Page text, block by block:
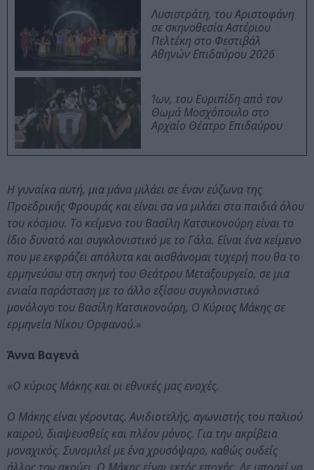
Λυσιστράτη, του Αριστοφάνη
σε σκηνοθεσία Αστέριου
Πελτέκη στο Φεστιβάλ
Αθηνών Επιδαύρου 2026
Ίων, του Ευριπίδη από τον
Θωμά Μοσχόπουλο στο
Αρχαίο Θέατρο Επιδαύρου
Η γυναίκα αυτή, μια μάνα μιλάει σε έναν εύζωνα της
Προεδρικής Φρουράς και είναι σα να μιλάει στα παιδιά όλου
του κόσμου. Το κείμενο του Βασίλη Κατσικονούρη είναι το
ίδιο δυνατό και συγκλονιστικό με το Γάλα. Είναι ένα κείμενο
που με εκφράζει απόλυτα και αισθάνομαι τυχερή που θα το
ερμηνεύσω στη σκηνή του Θεάτρου Μεταξουργείο, σε μια
ενιαία παράσταση με το άλλο εξίσου συγκλονιστικό
μονόλογο του Βασίλη Κατσικονούρη, Ο Κύριος Μάκης σε
ερμηνεία Νίκου Ορφανού.»
Άννα Βαγενά
«Ο κύριος Μάκης και οι εθνικές μας ενοχές.
Ο Μάκης είναι γέροντας. Ανιδιοτελής, αγωνιστής του παλιού
καιρού, διαψευσθείς και πλέον μόνος. Για την ακρίβεια
μοναχικός. Συνομιλεί με ένα χρυσόψαρο, καθώς ουδείς